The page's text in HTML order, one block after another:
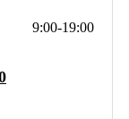
9:00-19:00